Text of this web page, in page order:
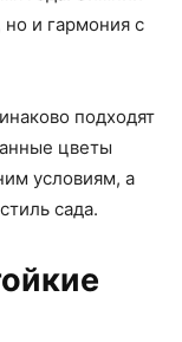
но и гармония с
подходят
цветы
условиям, а
сада.